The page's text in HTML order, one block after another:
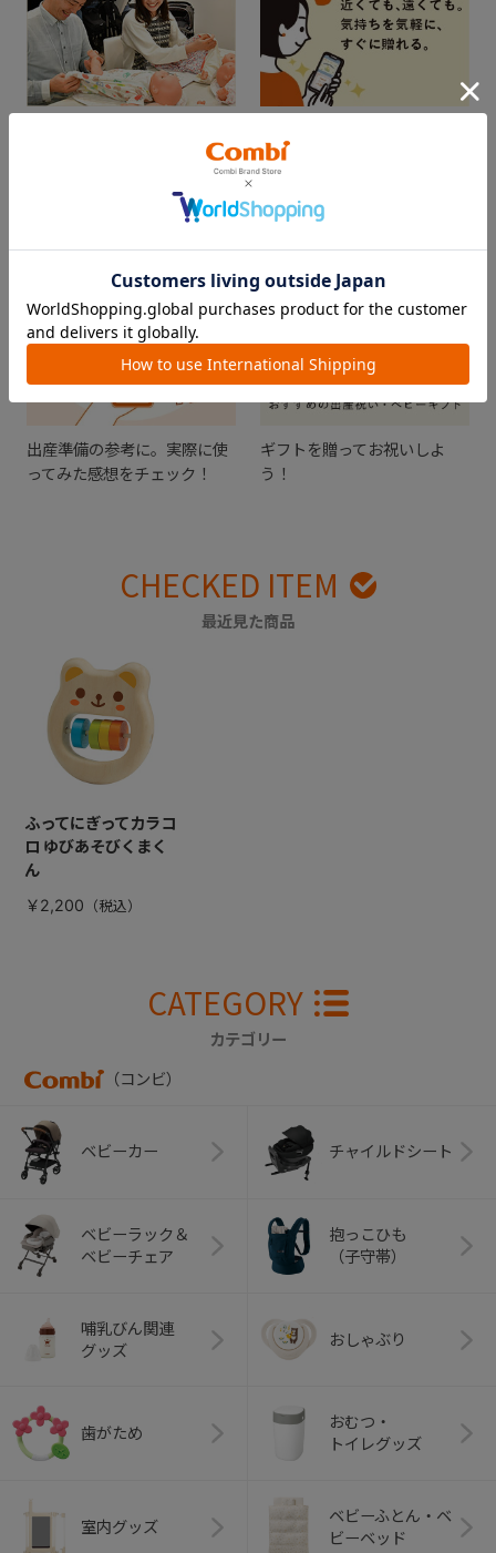
「プレママ・プレパパレッス
SNSを使ってギフトチケット
を贈ろう！
出産準備の参考に。実際に使
ってみた感想をチェック！
ギフトを贈ってお祝いしよ
う！
CHECKED ITEM
最近見た商品
ふってにぎってカラコ
ロ ゆびあそびくまく
ん
￥2,200
CATEGORY
カテゴリー
（コンビ）
ベビーカー チャイルドシート
ベビーラック＆
ベビーチェア
抱っこひも
（子守帯）
哺乳びん関連
グッズ
おしゃぶり
歯がため
おむつ・
トイレグッズ
室内グッズ
ベビーふとん・ベ
ビーベッド